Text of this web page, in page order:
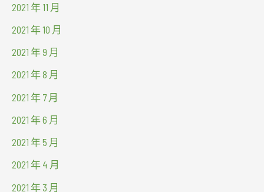
2021 年 11 月
2021 年 10 月
2021 年 9 月
2021 年 8 月
2021 年 7 月
2021 年 6 月
2021 年 5 月
2021 年 4 月
2021 年 3 月